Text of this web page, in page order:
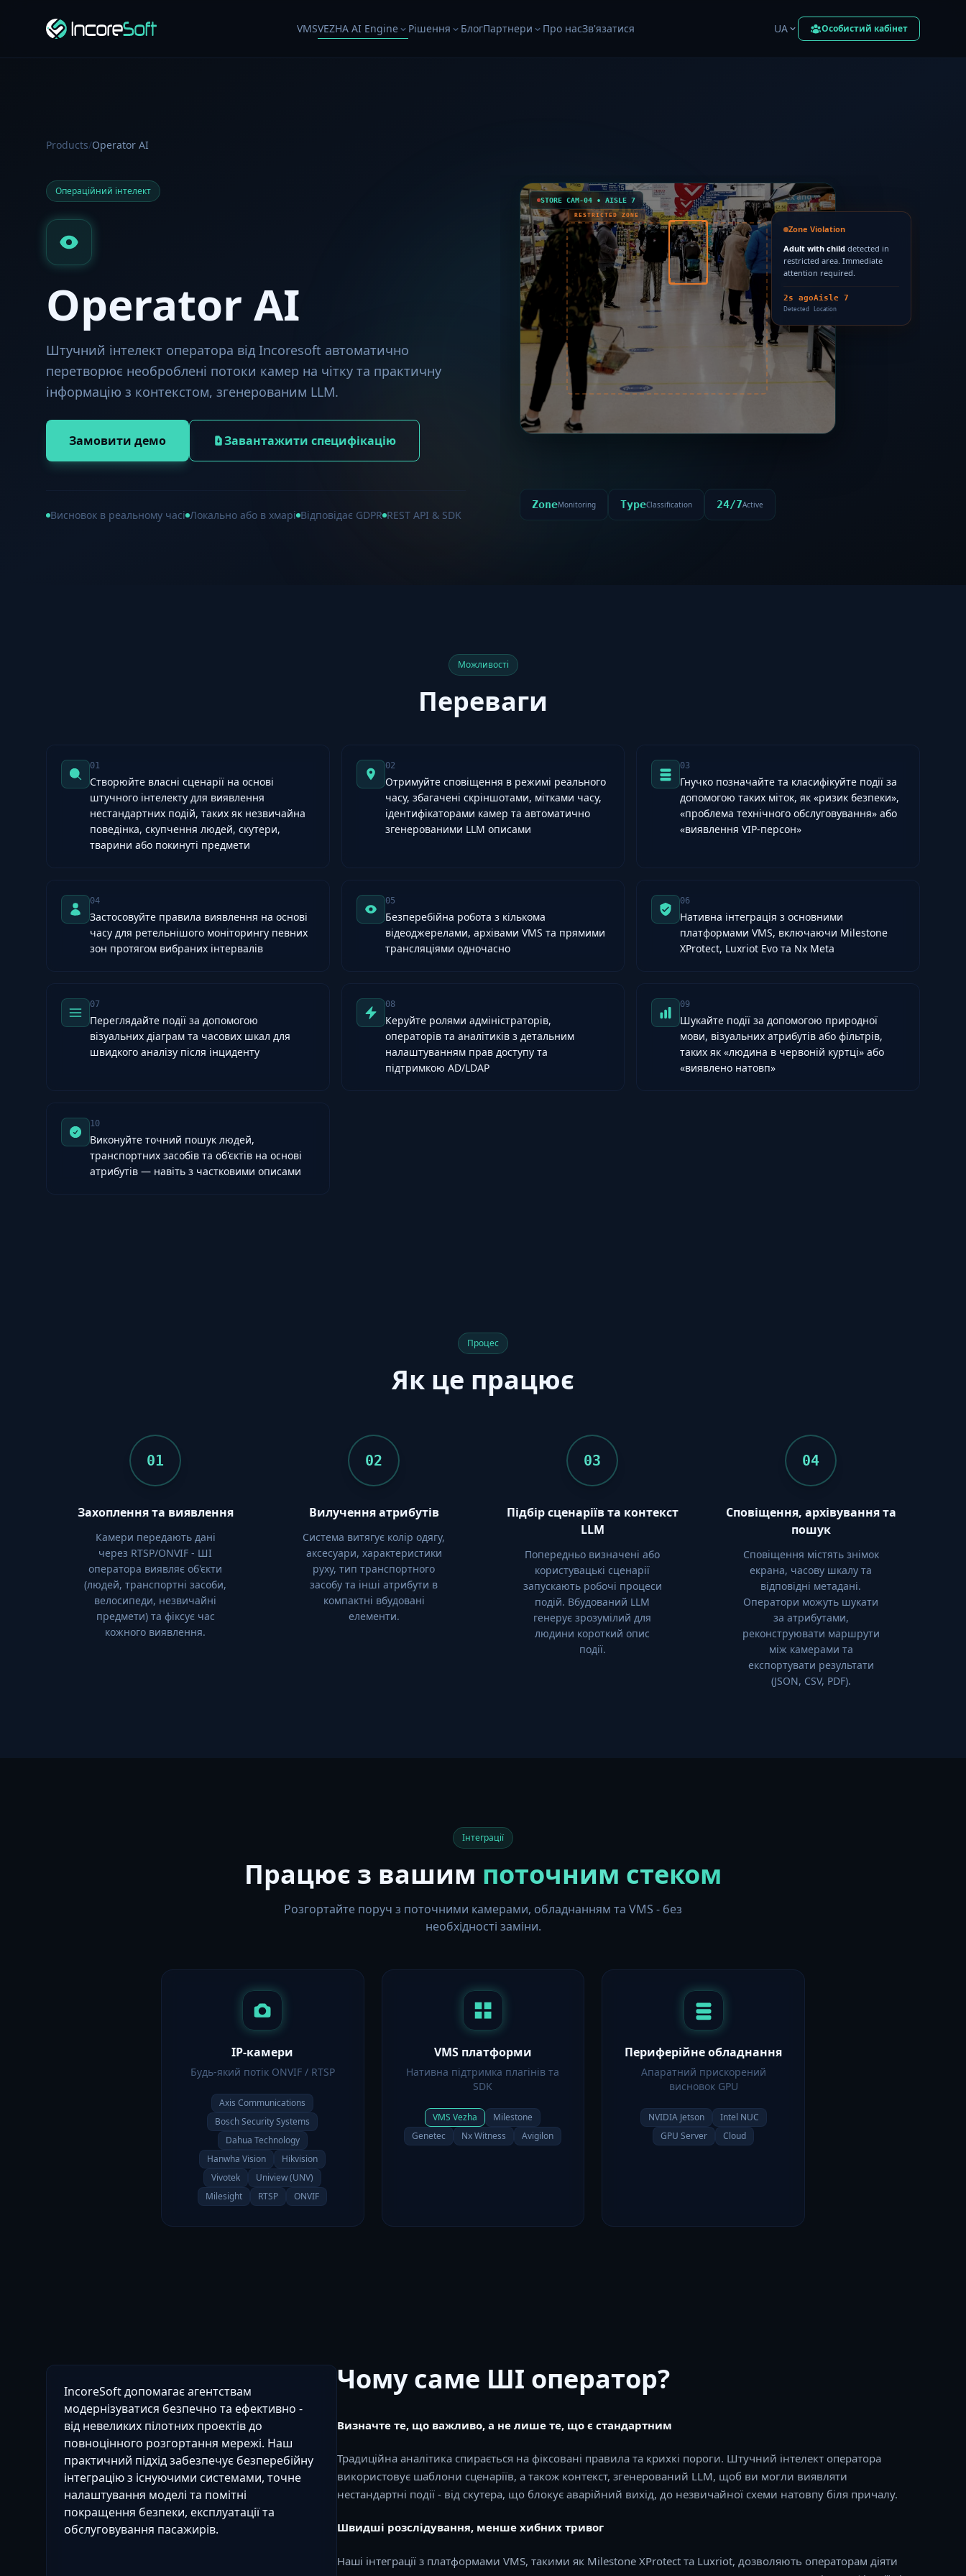
VMSVEZHA AI Engine Рішення БлогПартнери Про насЗв'язатися UA Особистий кабінет
Products/Operator AI
Операційний інтелект
Operator AI
Штучний інтелект оператора від Incoresoft автоматично
перетворює необроблені потоки камер на чітку та практичну
інформацію з контекстом, згенерованим LLM.
Замовити демо Завантажити специфікацію
Висновок в реальному часі Локально або в хмарі Відповідає GDPR REST API & SDK
STORE CAM-04 • AISLE 7
RESTRICTED ZONE
Zone Violation
Adult with child detected in
restricted area. Immediate
attention required.
2s ago
Detected
Aisle 7
Location
ZoneMonitoring TypeClassification 24/7Active
Можливості
Переваги
01
Створюйте власні сценарії на основі
штучного інтелекту для виявлення
нестандартних подій, таких як незвичайна
поведінка, скупчення людей, скутери,
тварини або покинуті предмети
02
Отримуйте сповіщення в режимі реального
часу, збагачені скріншотами, мітками часу,
ідентифікаторами камер та автоматично
згенерованими LLM описами
03
Гнучко позначайте та класифікуйте події за
допомогою таких міток, як «ризик безпеки»,
«проблема технічного обслуговування» або
«виявлення VIP-персон»
04
Застосовуйте правила виявлення на основі
часу для ретельнішого моніторингу певних
зон протягом вибраних інтервалів
05
Безперебійна робота з кількома
відеоджерелами, архівами VMS та прямими
трансляціями одночасно
06
Нативна інтеграція з основними
платформами VMS, включаючи Milestone
XProtect, Luxriot Evo та Nx Meta
07
Переглядайте події за допомогою
візуальних діаграм та часових шкал для
швидкого аналізу після інциденту
08
Керуйте ролями адміністраторів,
операторів та аналітиків з детальним
налаштуванням прав доступу та
підтримкою AD/LDAP
09
Шукайте події за допомогою природної
мови, візуальних атрибутів або фільтрів,
таких як «людина в червоній куртці» або
«виявлено натовп»
10
Виконуйте точний пошук людей,
транспортних засобів та об'єктів на основі
атрибутів — навіть з частковими описами
Процес
Як це працює
01
Захоплення та виявлення
Камери передають дані
через RTSP/ONVIF - ШІ
оператора виявляє об'єкти
(людей, транспортні засоби,
велосипеди, незвичайні
предмети) та фіксує час
кожного виявлення.
02
Вилучення атрибутів
Система витягує колір одягу,
аксесуари, характеристики
руху, тип транспортного
засобу та інші атрибути в
компактні вбудовані
елементи.
03
Підбір сценаріїв та контекст
LLM
Попередньо визначені або
користувацькі сценарії
запускають робочі процеси
подій. Вбудований LLM
генерує зрозумілий для
людини короткий опис
події.
04
Сповіщення, архівування та
пошук
Сповіщення містять знімок
екрана, часову шкалу та
відповідні метадані.
Оператори можуть шукати
за атрибутами,
реконструювати маршрути
між камерами та
експортувати результати
(JSON, CSV, PDF).
Інтеграції
Працює з вашим поточним стеком
Розгортайте поруч з поточними камерами, обладнанням та VMS - без
необхідності заміни.
IP-камери
Будь-який потік ONVIF / RTSP
Axis Communications
Bosch Security Systems
Dahua Technology
Hanwha Vision
Hikvision
Vivotek
Uniview (UNV)
Milesight
RTSP ONVIF
VMS платформи
Нативна підтримка плагінів та
SDK
VMS Vezha
Milestone
Genetec
Nx Witness Avigilon
Периферійне обладнання
Апаратний прискорений
висновок GPU
NVIDIA Jetson
Intel NUC
GPU Server
Cloud
IncoreSoft допомагає агентствам
модернізуватися безпечно та ефективно -
від невеликих пілотних проектів до
повноцінного розгортання мережі. Наш
практичний підхід забезпечує безперебійну
інтеграцію з існуючими системами, точне
налаштування моделі та помітні
покращення безпеки, експлуатації та
обслуговування пасажирів.
Чому саме ШІ оператор?
Визначте те, що важливо, а не лише те, що є стандартним
Традиційна аналітика спирається на фіксовані правила та крихкі пороги. Штучний інтелект оператора
використовує шаблони сценаріїв, а також контекст, згенерований LLM, щоб ви могли виявляти
нестандартні події - від скутера, що блокує аварійний вихід, до незвичайної схеми натовпу біля причалу.
Швидші розслідування, менше хибних тривог
Наші інтеграції з платформами VMS, такими як Milestone XProtect та Luxriot, дозволяють операторам діяти